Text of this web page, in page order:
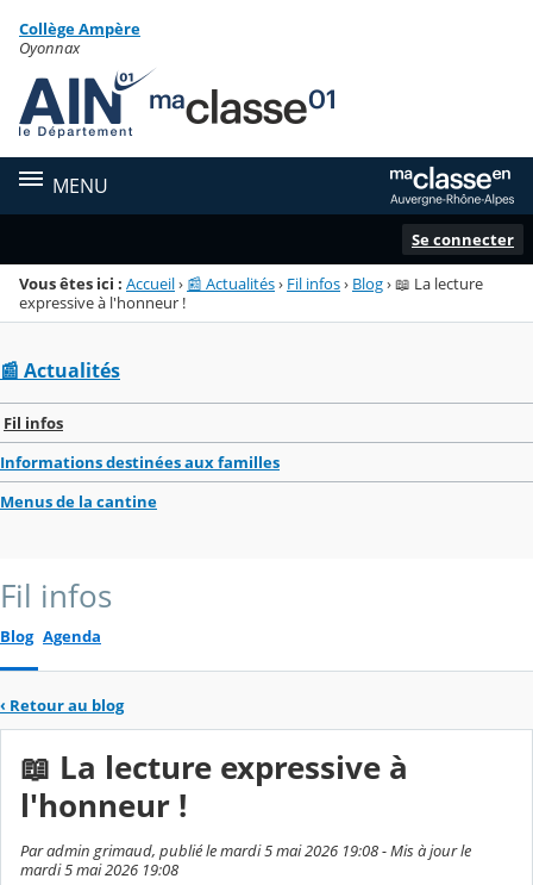
Menu de la rubrique
Contenu
Collège Ampère
Oyonnax
MENU
Se connecter
Vous êtes ici : Accueil› 📰 Actualités› Fil infos› Blog›📖 La lecture
expressive à l'honneur !
📰 Actualités
Fil infos
Informations destinées aux familles
Menus de la cantine
Fil infos
Blog Agenda
‹ Retour au blog
📖 La lecture expressive à
l'honneur !
Par admin grimaud, publié le mardi 5 mai 2026 19:08 - Mis à jour le
mardi 5 mai 2026 19:08